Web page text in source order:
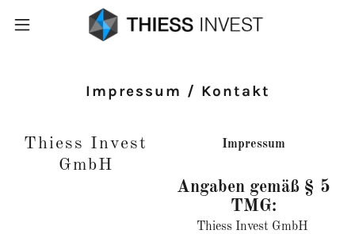
Impressum / Kontakt
Thiess Invest
GmbH
Impressum
Angaben gemäß § 5
TMG:
Thiess Invest GmbH